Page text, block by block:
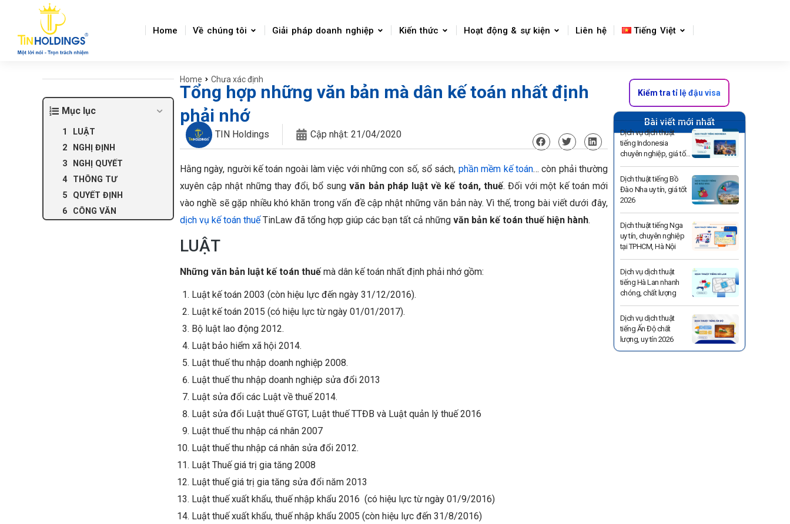
Home Về chúng tôi Giải pháp doanh nghiệp Kiến thức Hoạt động & sự kiện Liên hệ Tiếng Việt
Mục lục
LUẬT
NGHỊ ĐỊNH
NGHỊ QUYẾT
THÔNG TƯ
QUYẾT ĐỊNH
CÔNG VĂN
You are here:
Home Chưa xác định
Tổng hợp những văn bản mà dân kế toán nhất định
phải nhớ
TIN Holdings Cập nhật: 21/04/2020
Hằng ngày, người kế toán ngoài làm việc với những con số, sổ sách, phần mềm kế toán… còn phải thường
xuyên cập nhật những thay đổi, bổ sungvăn bản pháp luật về kế toán, thuế. Đối với một kế toán mới
vào nghề sẽ gặp nhiều khó khăn trong vấn đề cập nhật những văn bản này. Vì thế, trong bài viết dưới đây,
dịch vụ kế toán thuếTinLaw đã tổng hợp giúp các bạn tất cả những văn bản kế toán thuế hiện hành.
LUẬT
Những văn bản luật kế toán thuế mà dân kế toán nhất định phải nhớ gồm:
Luật kế toán 2003 (còn hiệu lực đến ngày 31/12/2016).
Luật kế toán 2015 (có hiệu lực từ ngày 01/01/2017).
Bộ luật lao động 2012.
Luật bảo hiểm xã hội 2014.
Luật thuế thu nhập doanh nghiệp 2008.
Luật thuế thu nhập doanh nghiệp sửa đổi 2013
Luật sửa đổi các Luật về thuế 2014.
Luật sửa đổi Luật thuế GTGT, Luật thuế TTĐB và Luật quản lý thuế 2016
Luật thuế thu nhập cá nhân 2007
Luật thuế thu nhập cá nhân sửa đổi 2012.
Luật Thuế giá trị gia tăng 2008
Luật thuế giá trị gia tăng sửa đổi năm 2013
Luật thuế xuất khẩu, thuế nhập khẩu 2016 (có hiệu lực từ ngày 01/9/2016)
Luật thuế xuất khẩu, thuế nhập khẩu 2005 (còn hiệu lực đến 31/8/2016)
Kiểm tra tỉ lệ đậu visa
Bài viết mới nhất
Dịch vụ dịch thuật
tiếng Indonesia
chuyên nghiệp, giá tốt
Dịch thuật tiếng Bồ
Đào Nha uy tín, giá tốt
2026
Dịch thuật tiếng Nga
uy tín, chuyên nghiệp
tại TPHCM, Hà Nội
Dịch vụ dịch thuật
tiếng Hà Lan nhanh
chóng, chất lượng
Dịch vụ dịch thuật
tiếng Ấn Độ chất
lượng, uy tín 2026